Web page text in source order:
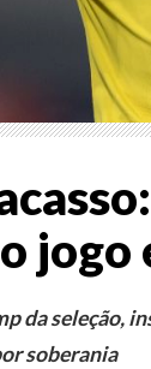
da seleção,
soberania